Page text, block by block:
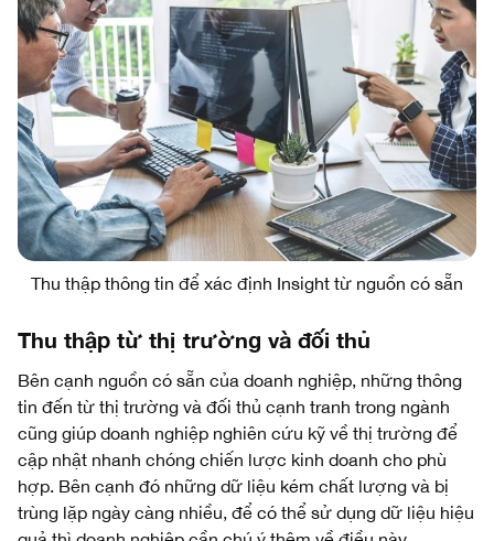
Thu thập thông tin để xác định Insight từ nguồn có sẵn
Thu thập từ thị trường và đối thủ
Bên cạnh nguồn có sẵn của doanh nghiệp, những thông
tin đến từ thị trường và đối thủ cạnh tranh trong ngành
cũng giúp doanh nghiệp nghiên cứu kỹ về thị trường để
cập nhật nhanh chóng chiến lược kinh doanh cho phù
hợp. Bên cạnh đó những dữ liệu kém chất lượng và bị
trùng lặp ngày càng nhiều, để có thể sử dụng dữ liệu hiệu